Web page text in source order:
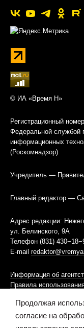
© ИА «Время Н»
Регистрационный
Федеральной службой
информационных
(Роскомнадзор)
Учредитель —
Главный редактор —
Адрес редакции:
ул. Белинского, 9А
Телефон (831)
E-mail
Информация об
Правила
Информационная
Продолжая
согласие на